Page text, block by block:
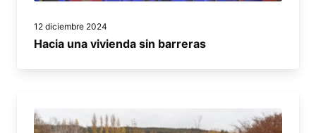
12 diciembre 2024
Hacia una vivienda sin barreras